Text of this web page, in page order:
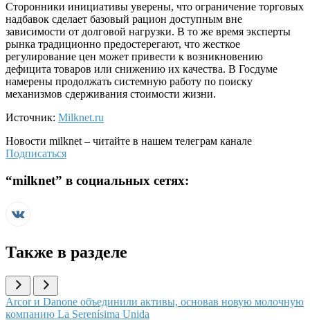
Сторонники инициативы уверены, что ограничение торговых
надбавок сделает базовый рацион доступным вне
зависимости от долговой нагрузки. В то же время эксперты
рынка традиционно предостерегают, что жесткое
регулирование цен может привести к возникновению
дефицита товаров или снижению их качества. В Госдуме
намерены продолжать системную работу по поиску
механизмов сдерживания стоимости жизни.
Источник: Milknet.ru
Новости milknet – читайте в нашем телеграм канале
Подписаться
“milknet” в социальных сетях:
Также в разделе
Иллюстрация новости
Arcor и Danone объединили активы, основав новую молочную
компанию La Serenísima Unida